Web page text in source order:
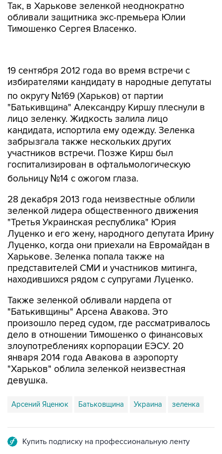
Так, в Харькове зеленкой неоднократно
обливали защитника экс-премьера Юлии
Тимошенко Сергея Власенко.
19 сентября 2012 года во время встречи с
избирателями кандидату в народные депутаты
по округу №169 (Харьков) от партии
"Батькивщина" Александру Киршу плеснули в
лицо зеленку. Жидкость залила лицо
кандидата, испортила ему одежду. Зеленка
забрызгала также нескольких других
участников встречи. Позже Кирш был
госпитализирован в офтальмологическую
больницу №14 с ожогом глаза.
28 декабря 2013 года неизвестные облили
зеленкой лидера общественного движения
"Третья Украинская республика" Юрия
Луценко и его жену, народного депутата Ирину
Луценко, когда они приехали на Евромайдан в
Харькове. Зеленка попала также на
представителей СМИ и участников митинга,
находившихся рядом с супругами Луценко.
Также зеленкой обливали нардепа от
"Батькивщины" Арсена Авакова. Это
произошло перед судом, где рассматривалось
дело в отношении Тимошенко о финансовых
злоупотреблениях корпорации ЕЭСУ. 20
января 2014 года Авакова в аэропорту
"Харьков" облила зеленкой неизвестная
девушка.
Арсений Яценюк Батьковщина Украина зеленка
Купить подписку на профессиональную ленту